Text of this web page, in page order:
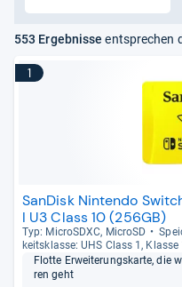
553 Ergebnisse entsprechen
1
SanDisk Nintendo
I U3 Class 10 (256GB)
Typ: MicroS­DXC, MicroSD
keits­klasse: UHS Class 1, Klasse
Flotte Erwei­te­rungs­karte, die
ren geht